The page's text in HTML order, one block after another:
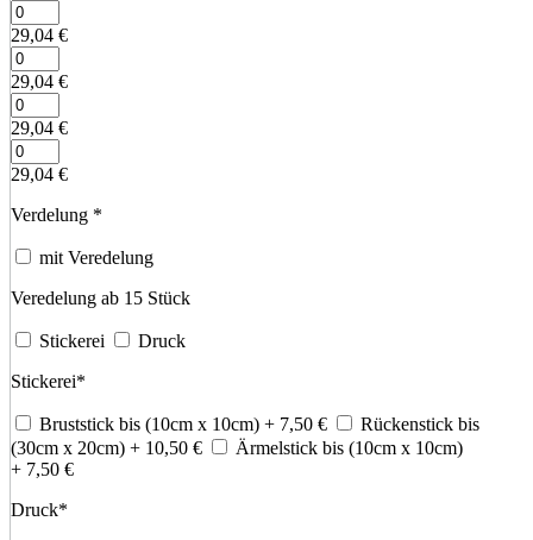
29,04 €
29,04 €
29,04 €
29,04 €
Verdelung *
mit Veredelung
Veredelung ab 15 Stück
Stickerei
Druck
Stickerei*
Bruststick bis (10cm x 10cm) + 7,50 €
Rückenstick bis
(30cm x 20cm) + 10,50 €
Ärmelstick bis (10cm x 10cm)
+ 7,50 €
Druck*